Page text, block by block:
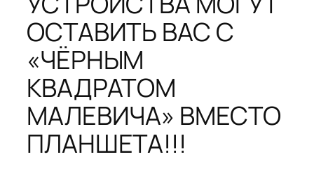
ОСТАВИТЬ ВАС С
«ЧЁРНЫМ
КВАДРАТОМ
МАЛЕВИЧА» ВМЕСТО
ПЛАНШЕТА!!!